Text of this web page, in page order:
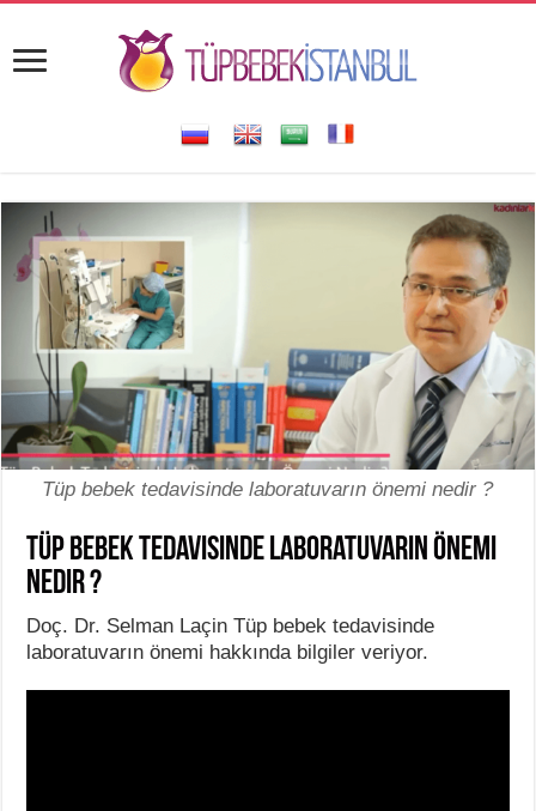
Tüp bebek tedavisinde laboratuvarın önemi nedir ?
Tüp bebek tedavisinde laboratuvarın önemi
nedir ?
Doç. Dr. Selman Laçin Tüp bebek tedavisinde
laboratuvarın önemi hakkında bilgiler veriyor.